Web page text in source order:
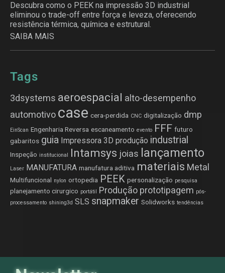
Descubra como o PEEK na impressão 3D industrial
eliminou o trade-off entre força e leveza, oferecendo
resistência térmica, química e estrutural.
SAIBA MAIS
Tags
3dsystems aeroespacial alto-desempenho
automotivo case cera-perdida CNC digitalização dmp
EinScan Engenharia Reversa escaneamento evento FFF futuro
gabaritos guia Impressora 3D produção industrial
Inspeção institucional Intamsys joias lançamento
Laser MANUFATURA manufatura aditiva materiais Metal
Multifuncional nylon ortopedia PEEK personalização pesquisa
planejamento cirurgico portátil Produção prototipagem pós-
processamento shining3d SLS snapmaker Solidworks tendências